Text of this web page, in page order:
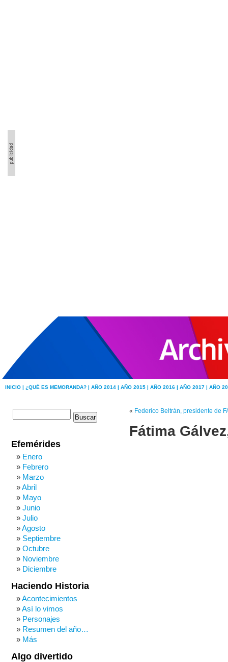
INICIO | ¿QUÉ ES MEMORANDA? | AÑO 2014 | AÑO 2015 | AÑO 2016 | AÑO 2017 | AÑO
« Federico Beltrán, presidente de
Fátima
Efemérides
Enero
Febrero
Marzo
Abril
Mayo
Junio
Julio
Agosto
Septiembre
Octubre
Noviembre
Diciembre
Haciendo Historia
Acontecimientos
Así lo vimos
Personajes
Resumen del año…
Más
Algo divertido